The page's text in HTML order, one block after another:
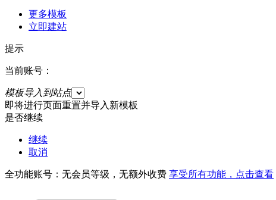
更多模板
立即建站
提示
当前账号：
模板导入到站点
即将进行页面重置并导入新模板
是否继续
继续
取消
全功能账号：无会员等级，无额外收费 享受所有功能，点击查看